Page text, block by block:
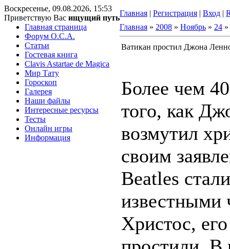
Воскресенье, 09.08.2026, 15:53
Приветствую Вас ищущий путь
Главная | Регистрация | Вход |
Главная страница
Форум O.C.A.
Статьи
Гостевая книга
Clavis Astartae de Magica
Мир Тату
Гороскоп
Галерея
Наши файлы
Интересные ресурсы
Тесты
Онлайн игры
Информация
Главная » 2008 » Ноябрь » 24
Ватикан простил Джона
Более чем
того, как
возмутил
своим
Beatles
известными
Христос,